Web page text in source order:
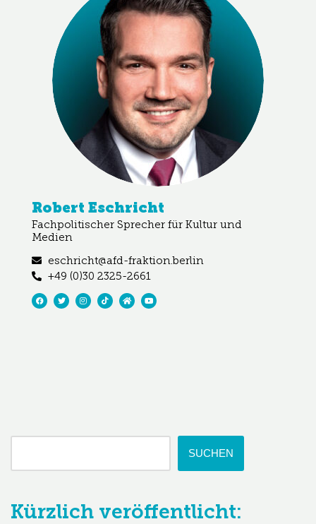
Robert Eschricht
Fachpolitischer Sprecher für Kultur und
Medien
eschricht@afd-fraktion.berlin
+49 (0)30 2325-2661
SUCHEN
Kürzlich veröffentlicht: